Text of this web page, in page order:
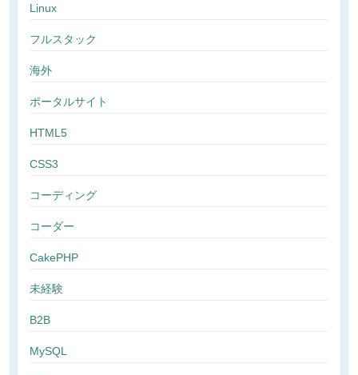
Linux
フルスタック
海外
ポータルサイト
HTML5
CSS3
コーディング
コーダー
CakePHP
未経験
B2B
MySQL